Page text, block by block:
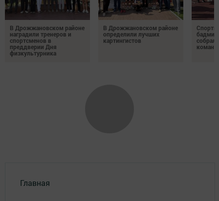
В Дрожжановском районе
наградили тренеров и
спортсменов в
преддверии Дня
физкультурника
В Дрожжановском районе
определили лучших
картингистов
Главная